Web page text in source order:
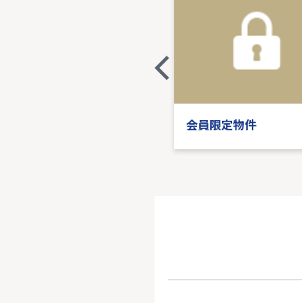
会員限定物件